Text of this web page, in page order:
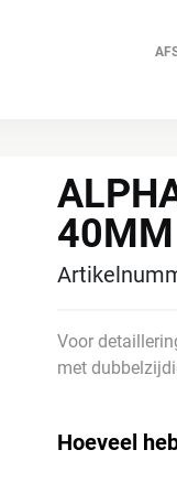
Voor
met
Hoeveel